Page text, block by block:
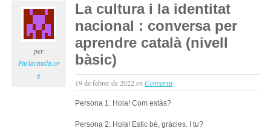
en
per
Parlacatala.or
g
La cultura i la identitat
nacional : conversa per
aprendre català (nivell
bàsic)
19 de febrer de 2022enConversa
Persona 1: Hola! Com estàs?
Persona 2: Hola! Estic bé, gràcies. I tu?